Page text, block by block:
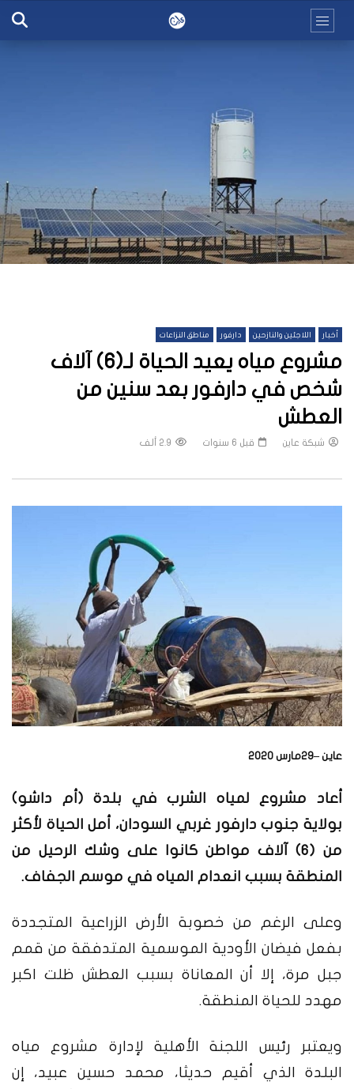
أخبار اللاجئين والنازحين دارفور مناطق النزاعات
مشروع مياه يعيد الحياة لـ(6) آلاف
شخص في دارفور بعد سنين من
العطش
شبكة عاين قبل 6 سنوات 2.9 ألف
عاين –29مارس 2020
أعاد مشروع لمياه الشرب في بلدة (أم داشو)
بولاية جنوب دارفور غربي السودان، أمل الحياة لأكثر
من (6) آلاف مواطن كانوا على وشك الرحيل من
المنطقة بسبب انعدام المياه في موسم الجفاف.
وعلى الرغم من خصوبة الأرض الزراعية المتجددة
بفعل فيضان الأودية الموسمية المتدفقة من قمم
جبل مرة، إلا أن المعاناة بسبب العطش ظلت اكبر
مهدد للحياة المنطقة.
ويعتبر رئيس اللجنة الأهلية لإدارة مشروع مياه
البلدة الذي أقيم حديثا، محمد حسين عبيد، إن